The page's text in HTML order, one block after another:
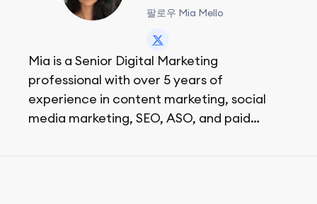
팔로우 Mia Mello
Mia is a Senior Digital Marketing
professional with over 5 years of
experience in content marketing, social
media marketing, SEO, ASO, and paid